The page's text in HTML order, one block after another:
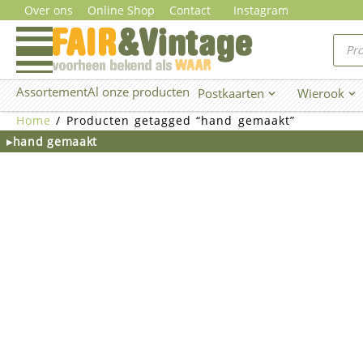
naar
inhoud
Over ons Online Shop Contact Instagram
AssortementAl onze producten Postkaarten Open Postkaarten
Wierook
Home / Producten getagged “hand gemaakt”
▸hand gemaakt